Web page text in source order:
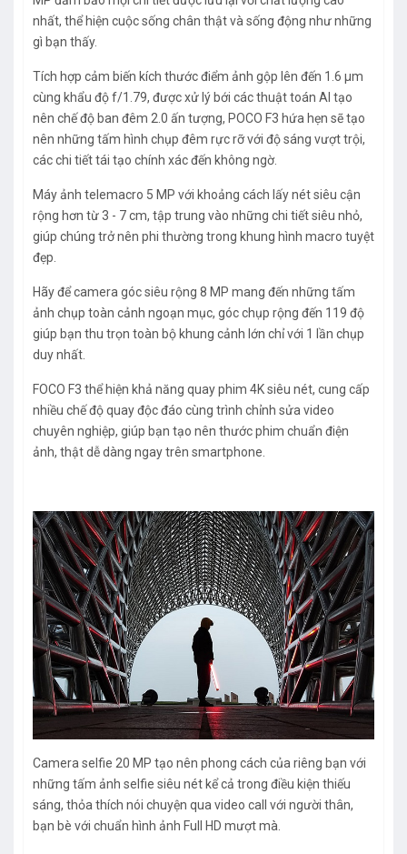
nhất, thể hiện cuộc sống chân thật và sống động như những
gì bạn thấy.
Tích hợp cảm biến kích thước điểm ảnh gộp lên đến 1.6 μm
cùng khẩu độ f/1.79, được xử lý bới các thuật toán AI tạo
nên chế độ ban đêm 2.0 ấn tượng, POCO F3 hứa hẹn sẽ tạo
nên những tấm hình chụp đêm rực rỡ với độ sáng vượt trội,
các chi tiết tái tạo chính xác đến không ngờ.
Máy ảnh telemacro 5 MP với khoảng cách lấy nét siêu cận
rộng hơn từ 3 - 7 cm, tập trung vào những chi tiết siêu nhỏ,
giúp chúng trở nên phi thường trong khung hình macro tuyệt
đẹp.
Hãy để camera góc siêu rộng 8 MP mang đến những tấm
ảnh chụp toàn cảnh ngoạn mục, góc chụp rộng đến 119 độ
giúp bạn thu trọn toàn bộ khung cảnh lớn chỉ với 1 lần chụp
duy nhất.
FOCO F3 thể hiện khả năng quay phim 4K siêu nét, cung cấp
nhiều chế độ quay độc đáo cùng trình chỉnh sửa video
chuyên nghiệp, giúp bạn tạo nên thước phim chuẩn điện
ảnh, thật dễ dàng ngay trên smartphone.
Camera selfie 20 MP tạo nên phong cách của riêng bạn với
những tấm ảnh selfie siêu nét kể cả trong điều kiện thiếu
sáng, thỏa thích nói chuyện qua video call với người thân,
bạn bè với chuẩn hình ảnh Full HD mượt mà.